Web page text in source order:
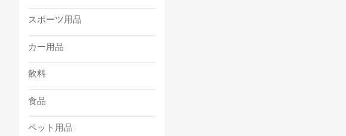
スポーツ用品
カー用品
飲料
食品
ペット用品